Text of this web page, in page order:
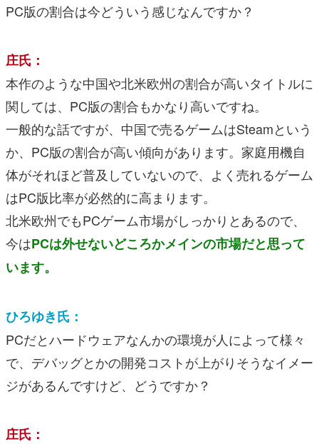
PC版の割合は今どういう感じなんですか？
庄氏：
本作のような中国や北米欧州の割合が高いタイトルに
関しては、PC版の割合もかなり高いですね。
一般的な話ですが、中国で売るゲームはSteamという
か、PC版の割合が高い傾向があります。家庭用機自
体がそれほど普及していないので、よく売れるゲーム
はPC版比率が必然的に高まります。
北米欧州でもPCゲーム市場がしっかりとあるので、
今はPCは外せないどころかメインの市場だと思って
います。
ひろゆき氏：
PCだとハードウェアなんかの環境が人によって様々
で、デバッグとかの開発コストが上がりそうなイメー
ジがあるんですけど、どうですか？
庄氏：